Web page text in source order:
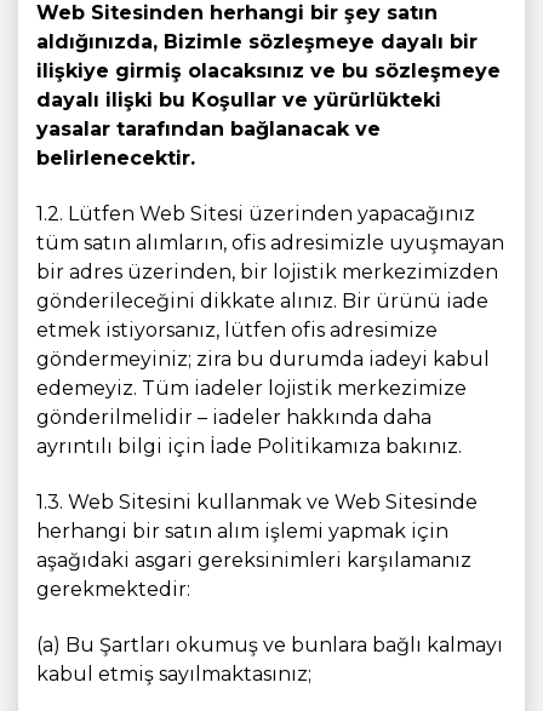
Web Sitesinden herhangi bir şey satın
aldığınızda, Bizimle sözleşmeye dayalı bir
ilişkiye girmiş olacaksınız ve bu sözleşmeye
dayalı ilişki bu Koşullar ve yürürlükteki
yasalar tarafından bağlanacak ve
belirlenecektir.
1.2. Lütfen Web Sitesi üzerinden yapacağınız
tüm satın alımların, ofis adresimizle uyuşmayan
bir adres üzerinden, bir lojistik merkezimizden
gönderileceğini dikkate alınız. Bir ürünü iade
etmek istiyorsanız, lütfen ofis adresimize
göndermeyiniz; zira bu durumda iadeyi kabul
edemeyiz. Tüm iadeler lojistik merkezimize
gönderilmelidir – iadeler hakkında daha
ayrıntılı bilgi için İade Politikamıza bakınız.
1.3. Web Sitesini kullanmak ve Web Sitesinde
herhangi bir satın alım işlemi yapmak için
aşağıdaki asgari gereksinimleri karşılamanız
gerekmektedir:
(a) Bu Şartları okumuş ve bunlara bağlı kalmayı
kabul etmiş sayılmaktasınız;